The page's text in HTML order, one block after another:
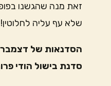
זאת מנה שהגשנו
שלא עף עליה
הסדנאות של דצמבר
סדנת בישול הודי